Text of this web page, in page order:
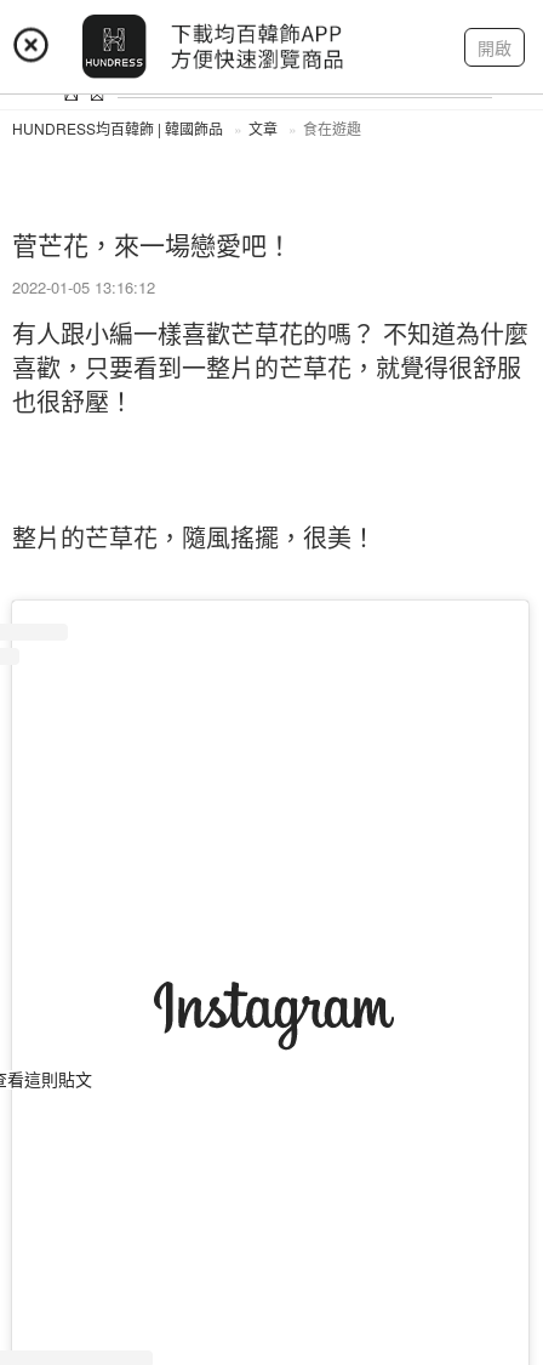
開啟
登入 註冊 我的帳戶
HUNDRESS均百韓飾 | 韓國飾品 文章 食在遊趣
菅芒花，來一場戀愛吧！
2022-01-05 13:16:12
有人跟小編一樣喜歡芒草花的嗎？ 不知道為什麼
喜歡，只要看到一整片的芒草花，就覺得很舒服
也很舒壓！
整片的芒草花，隨風搖擺，很美！
這則貼文